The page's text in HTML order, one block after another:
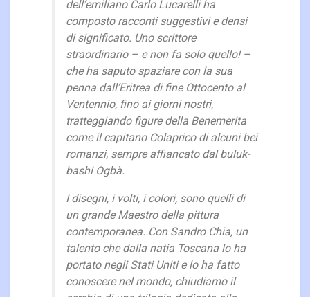
dell’emiliano Carlo Lucarelli ha
composto racconti suggestivi e densi
di significato. Uno scrittore
straordinario – e non fa solo quello! –
che ha saputo spaziare con la sua
penna dall’Eritrea di fine Ottocento al
Ventennio, fino ai giorni nostri,
tratteggiando figure della Benemerita
come il capitano Colaprico di alcuni bei
romanzi, sempre affiancato dal buluk-
bashi Ogbà.
I disegni, i volti, i colori, sono quelli di
un grande Maestro della pittura
contemporanea. Con Sandro Chia, un
talento che dalla natia Toscana lo ha
portato negli Stati Uniti e lo ha fatto
conoscere nel mondo, chiudiamo il